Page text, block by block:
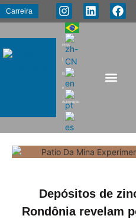
Carreira
PMA
Energia
e
Automação
Depósitos de
Rondônia revelam